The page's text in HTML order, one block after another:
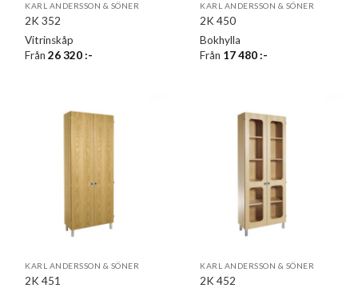
KARL ANDERSSON & SÖNER
2K 352
Vitrinskåp
Från26 320:-
KARL ANDERSSON & SÖNER
2K 450
Bokhylla
Från 17 480:-
KARL ANDERSSON & SÖNER
2K 451
KARL ANDERSSON & SÖNER
2K 452